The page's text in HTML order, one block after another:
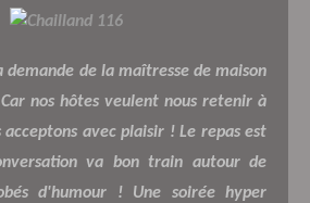
demande de la maîtresse de maison
nos hôtes veulent nous retenir à
acceptons avec plaisir ! Le repas est
va bon train autour de
d'humour ! Une soirée hyper